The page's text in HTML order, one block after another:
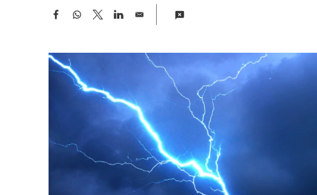
F
e
b
o
W
t
A
p
T
w
t
r
L
k
I
n
E
i